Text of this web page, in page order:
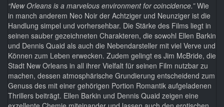
“New Orleans is a marvelous environment for coincidence.”Wie
in manch anderem Neo Noir der Achtziger und Neunziger ist die
Handlung simpel und vorhersehbar. Die Stärke des Films liegt in
seinen sauber gezeichneten Charakteren, die sowohl Ellen Barkin
und Dennis Quaid als auch die Nebendarsteller mit viel Verve und
Können zum Leben erwecken. Zudem gelingt es Jim McBride, die
Stadt New Orleans in all ihrer Vielfalt für seinen Film nutzbar zu
machen, dessen atmosphärische Grundierung entscheidend zum
Genuss des mit einer gehörigen Portion Romantik aufgeladenen
Thrillers beiträgt. Ellen Barkin und Dennis Quaid zeigen eine